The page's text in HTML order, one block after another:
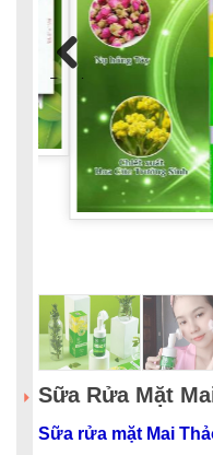
Previous
Sữa Rửa Mặt
Sữa rửa mặt Mai